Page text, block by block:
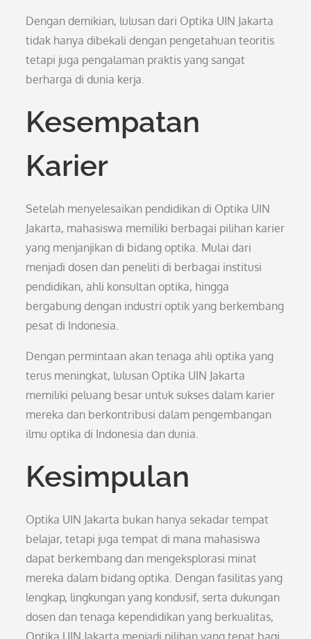
Dengan demikian, lulusan dari Optika UIN Jakarta
tidak hanya dibekali dengan pengetahuan teoritis
tetapi juga pengalaman praktis yang sangat
berharga di dunia kerja.
Kesempatan
Karier
Setelah menyelesaikan pendidikan di Optika UIN
Jakarta, mahasiswa memiliki berbagai pilihan karier
yang menjanjikan di bidang optika. Mulai dari
menjadi dosen dan peneliti di berbagai institusi
pendidikan, ahli konsultan optika, hingga
bergabung dengan industri optik yang berkembang
pesat di Indonesia.
Dengan permintaan akan tenaga ahli optika yang
terus meningkat, lulusan Optika UIN Jakarta
memiliki peluang besar untuk sukses dalam karier
mereka dan berkontribusi dalam pengembangan
ilmu optika di Indonesia dan dunia.
Kesimpulan
Optika UIN Jakarta bukan hanya sekadar tempat
belajar, tetapi juga tempat di mana mahasiswa
dapat berkembang dan mengeksplorasi minat
mereka dalam bidang optika. Dengan fasilitas yang
lengkap, lingkungan yang kondusif, serta dukungan
dosen dan tenaga kependidikan yang berkualitas,
Optika UIN Jakarta menjadi pilihan yang tepat bagi